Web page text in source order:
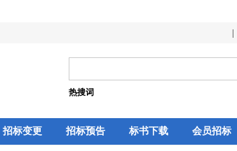
热搜词
招标变更 招标预告 标书下载 会员招标